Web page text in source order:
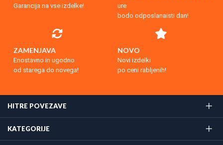
Garancija na vse izdelke!
ure
bodo odposlanaisti dan!
ZAMENJAVA
Enostavno in ugodno
od starega do novega!
NOVO
Novi izdelki
po ceni rabljenih!
HITRE POVEZAVE
KATEGORIJE